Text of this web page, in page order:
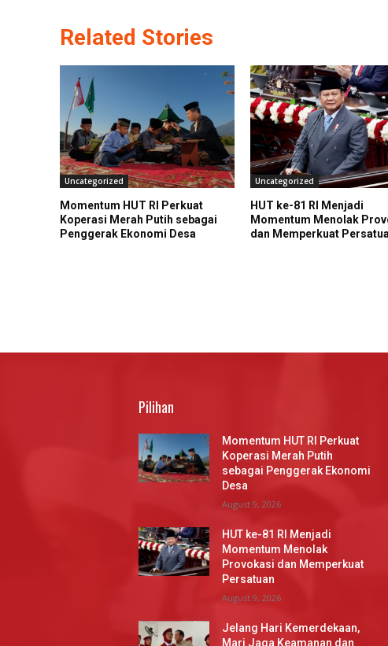
Related Stories
Uncategorized
Momentum HUT RI Perkuat
Koperasi Merah Putih sebagai
Penggerak Ekonomi Desa
Uncategorized
HUT ke-81 RI Menjadi
Momentum Menolak
dan Memperkuat
Pilihan
Momentum HUT RI Perkuat
Koperasi Merah Putih
sebagai Penggerak Ekonomi
Desa
August 9, 2026
HUT ke-81 RI Menjadi
Momentum Menolak
Provokasi dan Memperkuat
Persatuan
August 9, 2026
Jelang Hari Kemerdekaan,
Mari Jaga Keamanan dan